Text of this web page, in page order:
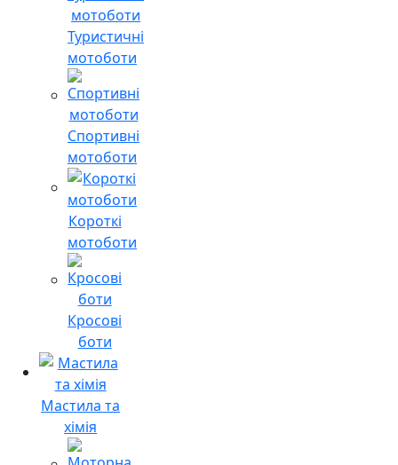
Туристичні
мотоботи
Спортивні
мотоботи
Короткі
мотоботи
Кросові
боти
Мастила та
хімія